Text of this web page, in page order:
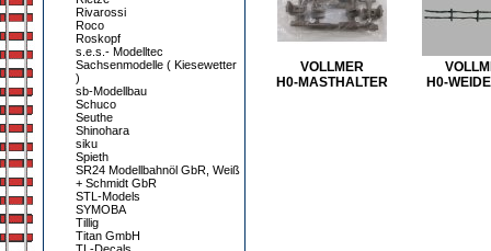
Rivarossi
Roco
Roskopf
s.e.s.- Modelltec
Sachsenmodelle ( Kiesewetter
)
sb-Modellbau
Schuco
Seuthe
Shinohara
siku
Spieth
SR24 Modellbahnöl GbR, Weiß
+ Schmidt GbR
STL-Models
SYMOBA
Tillig
Titan GmbH
VOLLMER
H0-MASTHALTER
H0-